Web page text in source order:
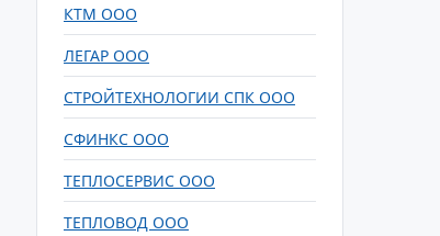
КТМ ООО
ЛЕГАР ООО
СТРОЙТЕХНОЛОГИИ СПК ООО
СФИНКС ООО
ТЕПЛОСЕРВИС ООО
ТЕПЛОВОД ООО